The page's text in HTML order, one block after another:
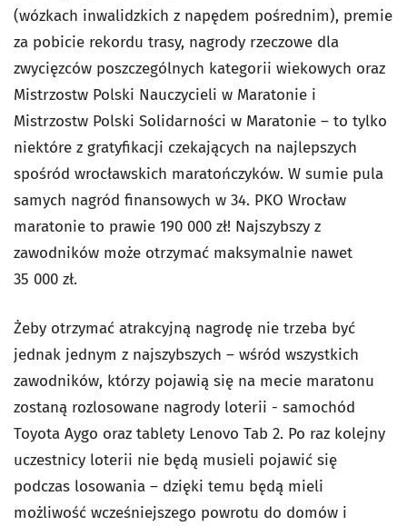
(wózkach inwalidzkich z napędem pośrednim), premie
za pobicie rekordu trasy, nagrody rzeczowe dla
zwycięzców poszczególnych kategorii wiekowych oraz
Mistrzostw Polski Nauczycieli w Maratonie i
Mistrzostw Polski Solidarności w Maratonie – to tylko
niektóre z gratyfikacji czekających na najlepszych
spośród wrocławskich maratończyków. W sumie pula
samych nagród finansowych w 34. PKO Wrocław
maratonie to prawie 190 000 zł! Najszybszy z
zawodników może otrzymać maksymalnie nawet
35 000 zł.
Żeby otrzymać atrakcyjną nagrodę nie trzeba być
jednak jednym z najszybszych – wśród wszystkich
zawodników, którzy pojawią się na mecie maratonu
zostaną rozlosowane nagrody loterii - samochód
Toyota Aygo oraz tablety Lenovo Tab 2. Po raz kolejny
uczestnicy loterii nie będą musieli pojawić się
podczas losowania – dzięki temu będą mieli
możliwość wcześniejszego powrotu do domów i